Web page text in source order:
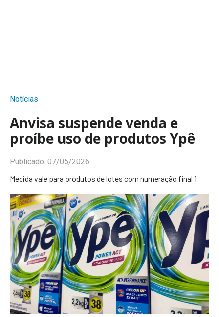
Notícias
Anvisa suspende venda e
proíbe uso de produtos Ypê
Publicado: 07/05/2026
Medida vale para produtos de lotes com numeração final 1